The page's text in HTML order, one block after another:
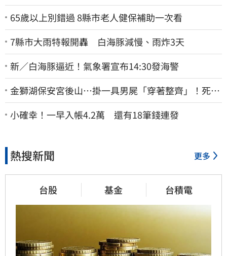
65歲以上別錯過 8縣市老人健保補助一次看
7縣市大雨特報開轟 白海豚減慢、雨炸3天
新／白海豚逼近！氣象署宣布14:30發海警
金獅湖保安宮後山…掛一具男屍「穿著整齊」！死者
身份曝
小確幸！一早入帳4.2萬 還有18筆錢連發
熱搜新聞 更多
台股 基金 台積電